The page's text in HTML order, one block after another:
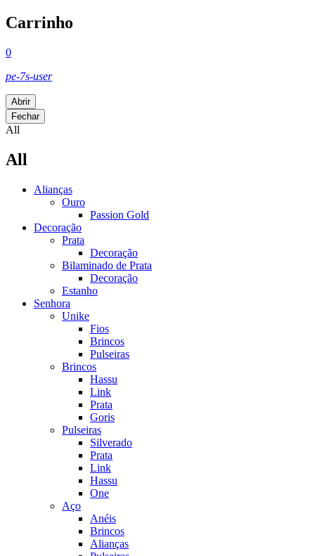
Carrinho
0
pe-7s-user
Abrir
Fechar
All
All
Alianças
Ouro
Passion Gold
Decoração
Prata
Decoração
Bilaminado de Prata
Decoração
Estanho
Senhora
Unike
Fios
Brincos
Pulseiras
Brincos
Hassu
Link
Prata
Goris
Pulseiras
Silverado
Prata
Link
Hassu
One
Aço
Anéis
Brincos
Alianças